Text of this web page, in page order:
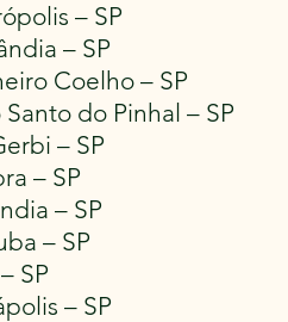
– SP
– SP
Coelho – SP
do Pinhal – SP
– SP
– SP
– SP
– SP
SP
– SP